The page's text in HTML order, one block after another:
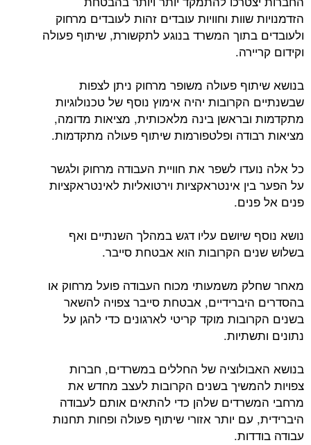
הזדמנויות שוות וחוויות עובדים זהות לעובדים מרחוק
ולעובדים בתוך המשרד בנוגע לתקשורת, שיתוף פעולה
וקידום קריירה.
בנושא שיתוף פעולה משופר מרחוק ניתן לצפות
שבשנתיים הקרובות יהיה אימוץ נוסף של טכנולוגיות
מתקדמות ובראשן בינה מלאכותית, מציאות מדומה,
מציאות רבודה ופלטפורמות שיתוף פעולה מתקדמות.
כל אלה נועדו לשפר את חוויית העבודה מרחוק ולגשר
על הפער בין אינטראקציות וירטואליות לאינטראקציות
פנים אל פנים.
נושא נוסף שיושם עליו דגש במהלך השנתיים ואף
בשלוש שנים הקרובות הוא אבטחת סייבר.
מאחר שחלק משמעותי מכוח העבודה פועל מרחוק או
בהסדרים היברידיים, אבטחת סייבר צפויה להשאר
בשנים הקרובות מוקד קריטי לארגונים כדי להגן על
נתונים ותשתיות.
בנושא האבולוציה של החללים במשרדים, חברות
צפויות להמשיך בשנים הקרובות לעצב מחדש את
מרחבי המשרדים שלהן כדי להתאים אותם לעבודה
היברידית, עם יותר אזורי שיתוף פעולה ופחות תחנות
עבודה בודדות.